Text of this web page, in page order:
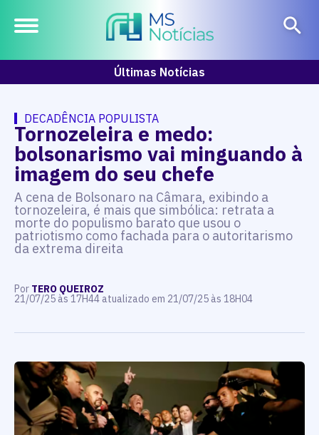
Últimas Notícias
DECADÊNCIA POPULISTA
Tornozeleira e medo:
bolsonarismo vai minguando à
imagem do seu chefe
A cena de Bolsonaro na Câmara, exibindo a
tornozeleira, é mais que simbólica: retrata a
morte do populismo barato que usou o
patriotismo como fachada para o autoritarismo
da extrema direita
Por TERO QUEIROZ
21/07/25 às 17H44 atualizado em 21/07/25 às 18H04